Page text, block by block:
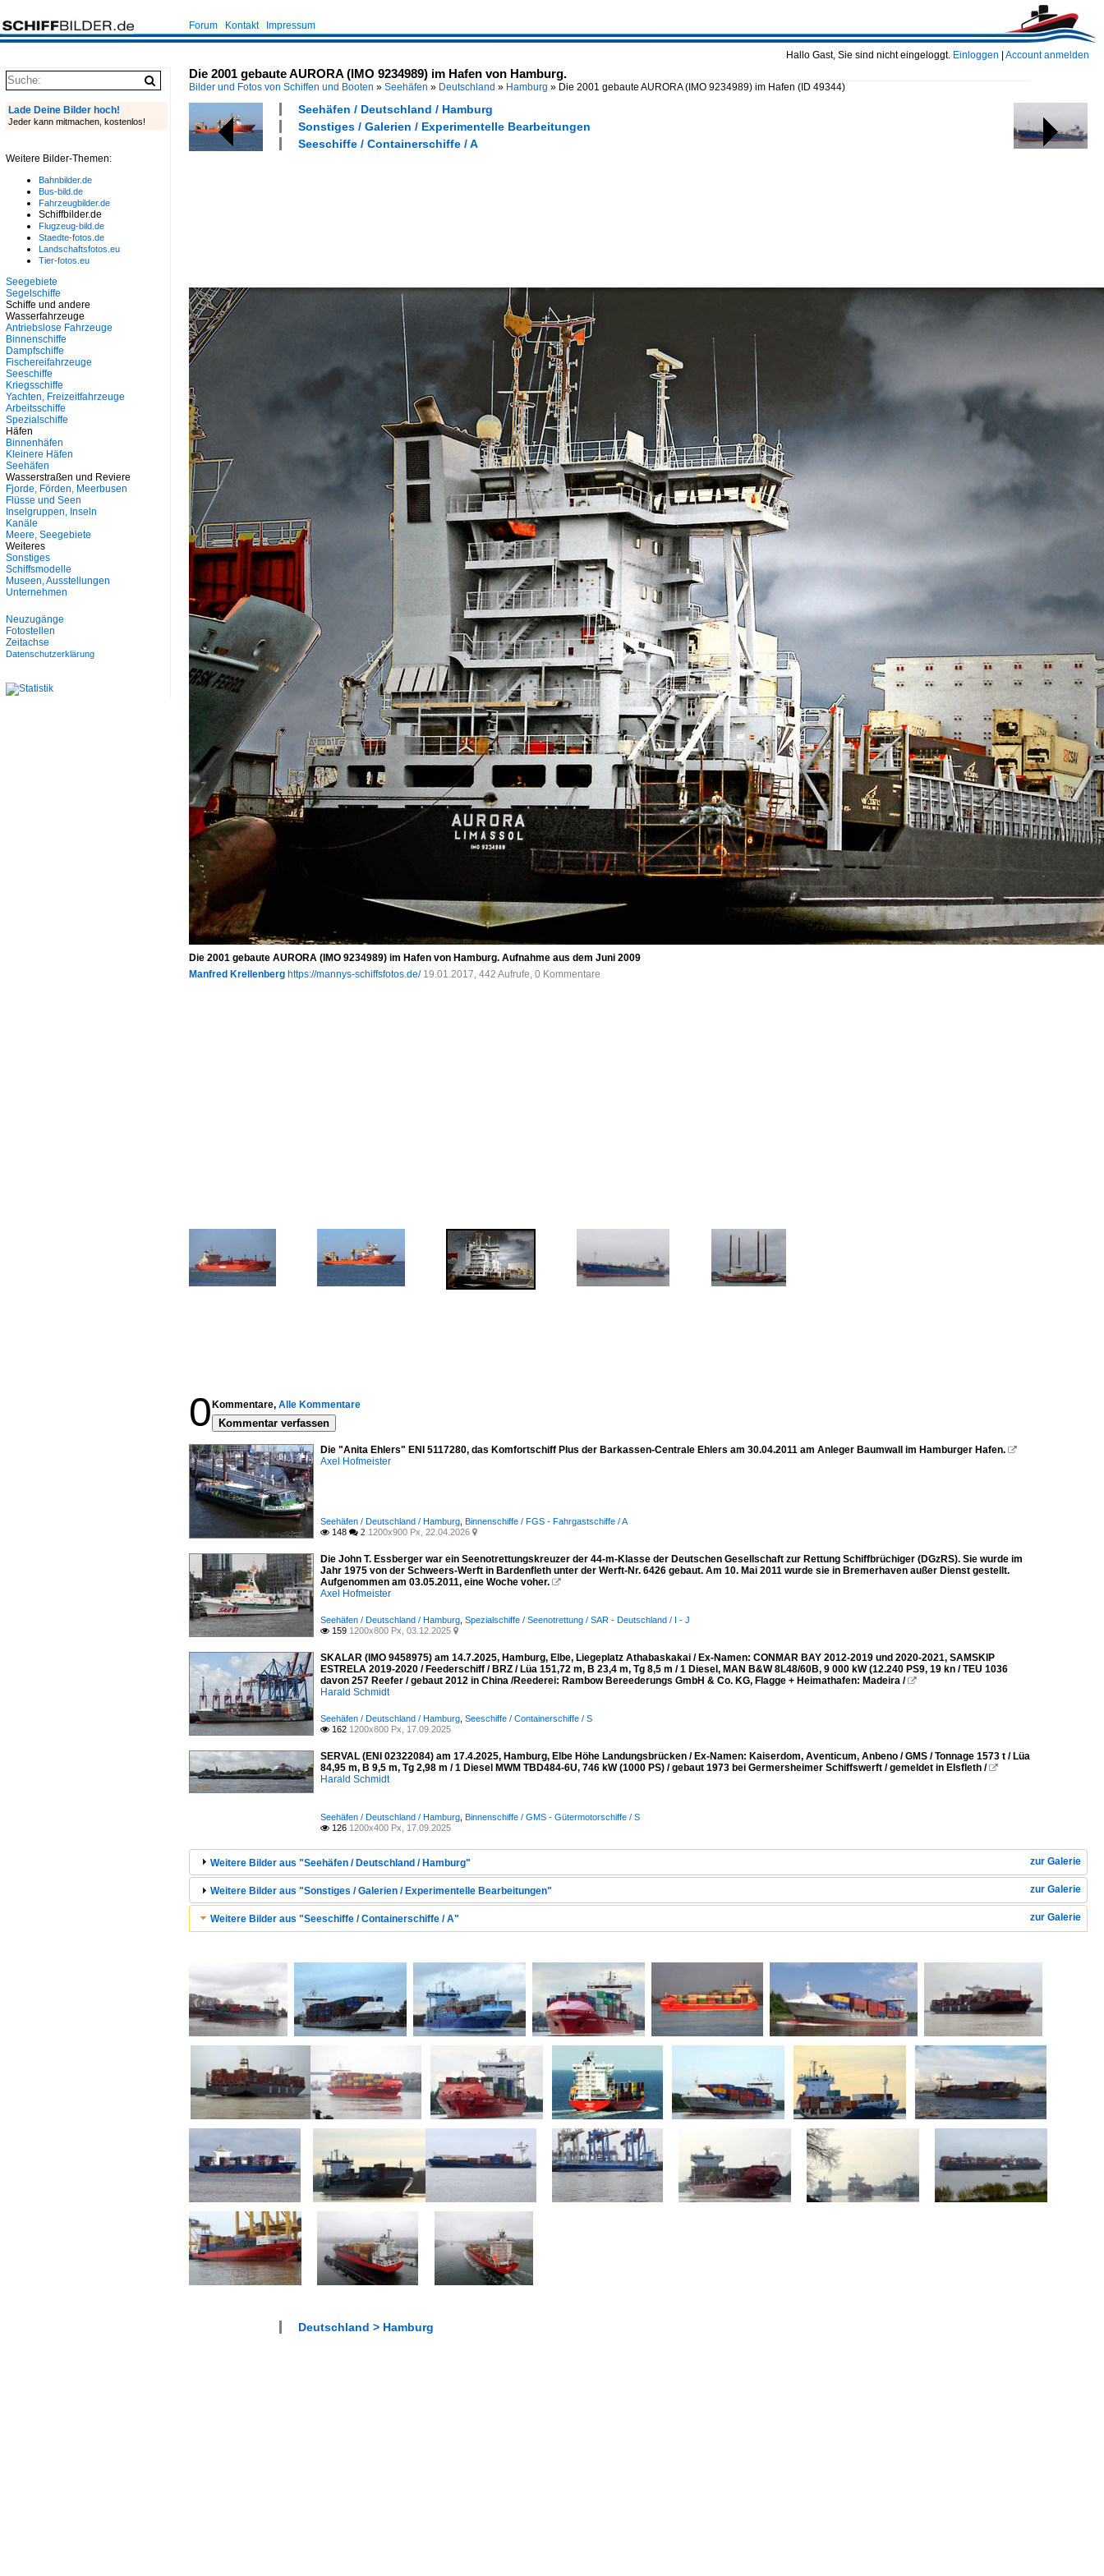
Hallo Gast, Sie sind nicht eingeloggt. Einloggen Account anmelden
Forum Kontakt Impressum
Die 2001 gebaute AURORA (IMO 9234989) im Hafen von Hamburg.
Bilder und Fotos von Schiffen und Booten » Seehäfen » Deutschland » Hamburg » Die 2001 gebaute AURORA (IMO 9234989) im Hafen (ID 49344)
Seehäfen / Deutschland / Hamburg
Sonstiges / Galerien / Experimentelle Bearbeitungen
Seeschiffe / Containerschiffe / A
Die 2001 gebaute AURORA (IMO 9234989) im Hafen von Hamburg. Aufnahme aus dem Juni 2009
Manfred Krellenberg https://mannys-schiffsfotos.de/ 19.01.2017, 442 Aufrufe, 0 Kommentare
0 Kommentare, Alle Kommentare
Kommentar verfassen
Die "Anita Ehlers" ENI 5117280, das Komfortschiff Plus der Barkassen-Centrale Ehlers am 30.04.2011 am Anleger Baumwall im Hamburger Hafen. 
Axel Hofmeister
Seehäfen / Deutschland / Hamburg Binnenschiffe / FGS - Fahrgastschiffe / A
 148  2 1200x900 Px, 22.04.2026 
Die John T. Essberger war ein Seenotrettungskreuzer der 44-m-Klasse der Deutschen Gesellschaft zur Rettung Schiffbrüchiger (DGzRS). Sie wurde im
Jahr 1975 von der Schweers-Werft in Bardenfleth unter der Werft-Nr. 6426 gebaut. Am 10. Mai 2011 wurde sie in Bremerhaven außer Dienst gestellt.
Aufgenommen am 03.05.2011, eine Woche voher. 
Axel Hofmeister
Seehäfen / Deutschland / Hamburg Spezialschiffe / Seenotrettung / SAR - Deutschland / I - J
 159 1200x800 Px, 03.12.2025 
SKALAR (IMO 9458975) am 14.7.2025, Hamburg, Elbe, Liegeplatz Athabaskakai / Ex-Namen: CONMAR BAY 2012-2019 und 2020-2021, SAMSKIP
ESTRELA 2019-2020 / Feederschiff / BRZ / Lüa 151,72 m, B 23,4 m, Tg 8,5 m / 1 Diesel, MAN B&W 8L48/60B, 9 000 kW (12.240 PS9, 19 kn / TEU 1036
davon 257 Reefer / gebaut 2012 in China /Reederei: Rambow Bereederungs GmbH & Co. KG, Flagge + Heimathafen: Madeira /
Harald Schmidt
Seehäfen / Deutschland / Hamburg Seeschiffe / Containerschiffe / S
 162 1200x800 Px, 17.09.2025
SERVAL (ENI 02322084) am 17.4.2025, Hamburg, Elbe Höhe Landungsbrücken / Ex-Namen: Kaiserdom, Aventicum, Anbeno / GMS / Tonnage 1573 t / Lüa
84,95 m, B 9,5 m, Tg 2,98 m / 1 Diesel MWM TBD484-6U, 746 kW (1000 PS) / gebaut 1973 bei Germersheimer Schiffswerft / gemeldet in Elsfleth /
Harald Schmidt
Seehäfen / Deutschland / Hamburg Binnenschiffe / GMS - Gütermotorschiffe / S
 126 1200x400 Px, 17.09.2025
zur Galerie
Weitere Bilder aus "Seehäfen / Deutschland / Hamburg"
zur Galerie
Weitere Bilder aus "Sonstiges / Galerien / Experimentelle Bearbeitungen"
zur Galerie
Weitere Bilder aus "Seeschiffe / Containerschiffe / A"
Deutschland > Hamburg
Lade Deine Bilder hoch!
Jeder kann mitmachen, kostenlos!
Weitere Bilder-Themen:
Bahnbilder.de
Bus-bild.de
Fahrzeugbilder.de
Schiffbilder.de
Flugzeug-bild.de
Staedte-fotos.de
Landschaftsfotos.eu
Tier-fotos.eu
Seegebiete
Segelschiffe
Schiffe und andere
Wasserfahrzeuge
Antriebslose Fahrzeuge
Binnenschiffe
Dampfschiffe
Fischereifahrzeuge
Seeschiffe
Kriegsschiffe
Yachten, Freizeitfahrzeuge
Arbeitsschiffe
Spezialschiffe
Häfen
Binnenhäfen
Kleinere Häfen
Seehäfen
Wasserstraßen und Reviere
Fjorde, Förden, Meerbusen
Flüsse und Seen
Inselgruppen, Inseln
Kanäle
Meere, Seegebiete
Weiteres
Sonstiges
Schiffsmodelle
Museen, Ausstellungen
Unternehmen
Neuzugänge
Fotostellen
Zeitachse
Datenschutzerklärung